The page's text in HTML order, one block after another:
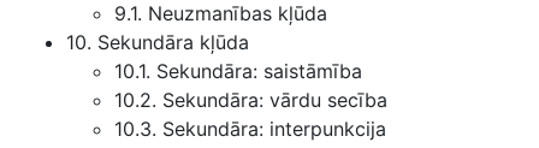
9.1. Neuzmanības kļūda
10. Sekundāra kļūda
10.1. Sekundāra: saistāmība
10.2. Sekundāra: vārdu secība
10.3. Sekundāra: interpunkcija